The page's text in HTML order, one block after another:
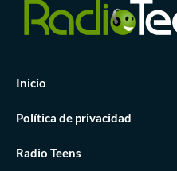
Inicio
Política de privacidad
Radio Teens